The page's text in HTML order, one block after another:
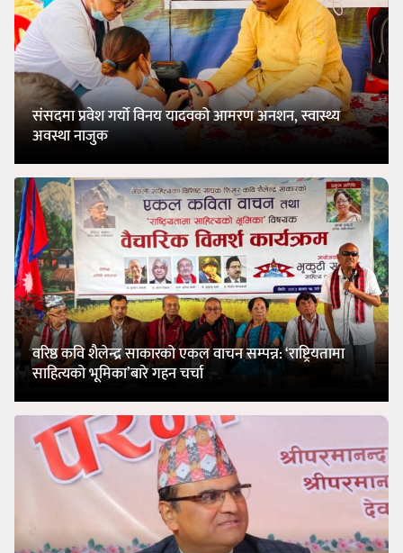
संसदमा प्रवेश गर्यो विनय यादवको आमरण अनशन, स्वास्थ्य
अवस्था नाजुक
वरिष्ठ कवि शैलेन्द्र साकारको एकल वाचन सम्पन्न: ‘राष्ट्रियतामा
साहित्यको भूमिका’बारे गहन चर्चा